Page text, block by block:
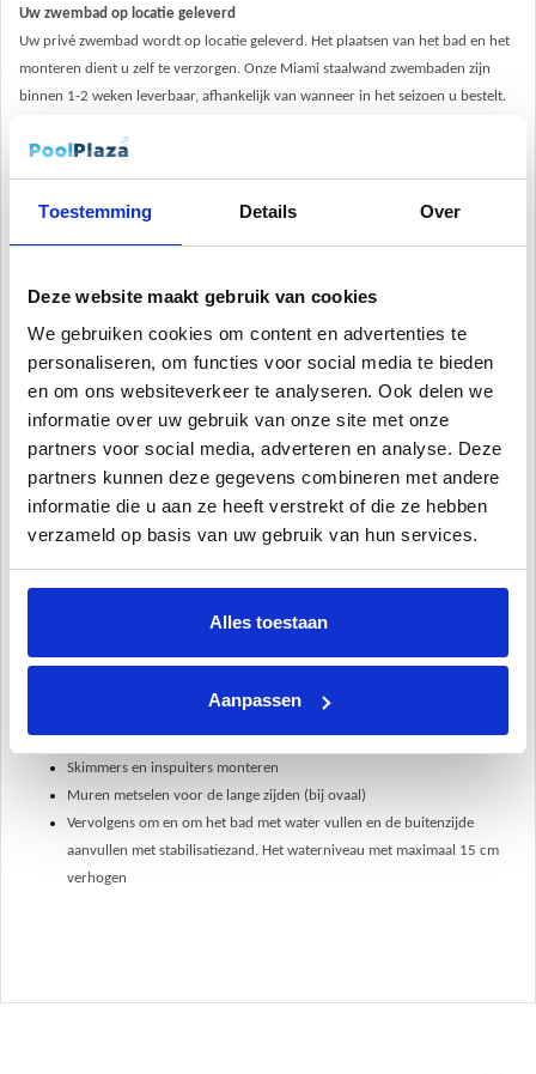
Toestemming Details Over
Deze website maakt gebruik van cookies
We gebruiken cookies om content en advertenties te
personaliseren, om functies voor social media te bieden
en om ons websiteverkeer te analyseren. Ook delen we
informatie over uw gebruik van onze site met onze
partners voor social media, adverteren en analyse. Deze
partners kunnen deze gegevens combineren met andere
informatie die u aan ze heeft verstrekt of die ze hebben
verzameld op basis van uw gebruik van hun services.
Alles toestaan
Aanpassen
Uw zwembad op locatie geleverd
Uw privé zwembad wordt op locatie geleverd. Het plaatsen van het bad en het
monteren dient u zelf te verzorgen. Onze Miami staalwand zwembaden zijn
binnen 1-2 weken leverbaar, afhankelijk van wanneer in het seizoen u bestelt.
hierbij aan zwembadafdekking, onderwaterverlichting, zandfilters en
robotbodemreinigers. Ook een zwembadoverkapping behoort tot de opties,
wat uitermate handig is als u zoveel mogelijk van uw zwembad wil kunnen
1x Staalwand
1x Liner
1x Skimmer
1x Inspuiter
1x Boven en onder rails voor de staalwand
Wat zit niet inbegrepen bij de staalwand maar is wel handig
Grondkleed voor tussen de betonvloer/ondergrond en de liner
De volgende werkzaamheden zijn vereist voor uw zelfbouw zwembad:
Gat graven met minimaal 50 cm extra aan elke zijde
Betonvloer van isolatie voorzien
Zwembadfolie - of liner - monteren
Skimmers en inspuiters monteren
Muren metselen voor de lange zijden (bij ovaal)
Vervolgens om en om het bad met water vullen en de buitenzijde
aanvullen met stabilisatiezand. Het waterniveau met maximaal 15 cm
verhogen